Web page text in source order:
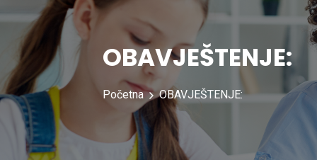
OBAVJEŠTENJE:
Početna OBAVJEŠTENJE: